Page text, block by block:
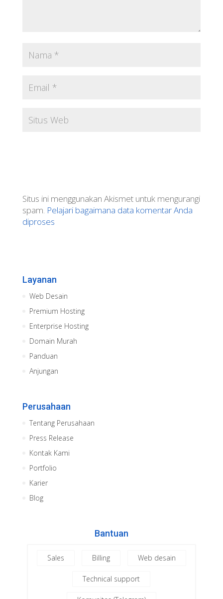
Situs ini menggunakan Akismet untuk mengurangi
spam. Pelajari bagaimana data komentar Anda
diproses
Layanan
Web Desain
Premium Hosting
Enterprise Hosting
Domain Murah
Panduan
Anjungan
Perusahaan
Tentang Perusahaan
Press Release
Kontak Kami
Portfolio
Karier
Blog
Bantuan
Sales Billing Web desain
Technical support